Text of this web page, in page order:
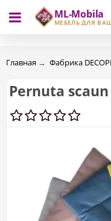
ML-Mobila
МЕБЕЛЬ ДЛЯ
RU RO
Главная → Фабрика
Pernuta